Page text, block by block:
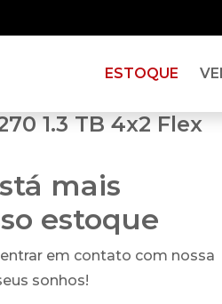
ESTOQUE
1.3 TB 4x2 Flex
mais
estoque
em contato com nossa
sonhos!